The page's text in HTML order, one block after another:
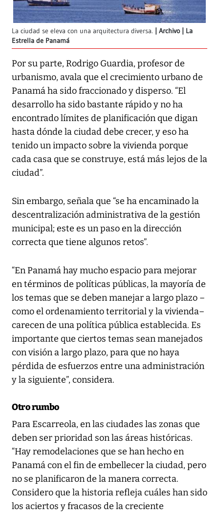
La ciudad se eleva con una arquitectura diversa.
Archivo | La
Estrella de Panamá
Por su parte, Rodrigo Guardia, profesor de
urbanismo, avala que el crecimiento urbano de
Panamá ha sido fraccionado y disperso. “El
desarrollo ha sido bastante rápido y no ha
encontrado límites de planificación que digan
hasta dónde la ciudad debe crecer, y eso ha
tenido un impacto sobre la vivienda porque
cada casa que se construye, está más lejos de la
ciudad”.
Sin embargo, señala que “se ha encaminado la
descentralización administrativa de la gestión
municipal; este es un paso en la dirección
correcta que tiene algunos retos”.
“En Panamá hay mucho espacio para mejorar
en términos de políticas públicas, la mayoría de
los temas que se deben manejar a largo plazo –
como el ordenamiento territorial y la vivienda–
carecen de una política pública establecida. Es
importante que ciertos temas sean manejados
con visión a largo plazo, para que no haya
pérdida de esfuerzos entre una administración
y la siguiente”, considera.
Otro rumbo
Para Escarreola, en las ciudades las zonas que
deben ser prioridad son las áreas históricas.
“Hay remodelaciones que se han hecho en
Panamá con el fin de embellecer la ciudad, pero
no se planificaron de la manera correcta.
Considero que la historia refleja cuáles han sido
los aciertos y fracasos de la creciente